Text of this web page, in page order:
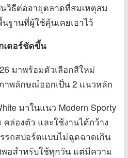
วิธีต่ออายุตลาดที่สมเหตุสม
ฐานที่ผู้ใช้คุ้นเคยเอาไว้
เตอร์ชัดขึ้น
มาพร้อมตัวเลือกสีใหม่
าพลักษณ์ออกเป็น 2 แนวหลัก
มาในแนว Modern Sporty
ล่องตัว และใช้งานได้กว้าง
รถสปอร์ตแบบไม่ฉูดฉาดเกิน
อสำหรับใช้ทุกวัน แต่มีความ